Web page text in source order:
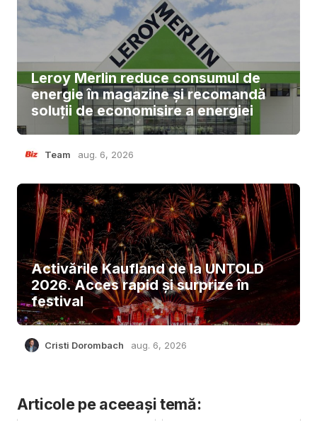
Leroy Merlin reduce consumul de
energie în magazine și recomandă
soluții de economisire a energiei
Team aug. 6, 2026
Activările Kaufland de la UNTOLD
2026. Acces rapid și surprize în
festival
Cristi Dorombach aug. 6, 2026
Articole pe aceeași temă: